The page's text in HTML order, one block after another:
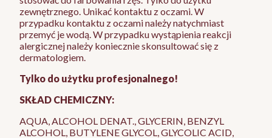
zewnętrznego. Unikać kontaktu z oczami. W
przypadku kontaktu z oczami należy natychmiast
przemyć je wodą. W przypadku wystąpienia reakcji
alergicznej należy koniecznie skonsultować się z
dermatologiem.
Tylko do użytku profesjonalnego!
SKŁAD CHEMICZNY:
AQUA, ALCOHOL DENAT., GLYCERIN, BENZYL
ALCOHOL, BUTYLENE GLYCOL, GLYCOLIC ACID,